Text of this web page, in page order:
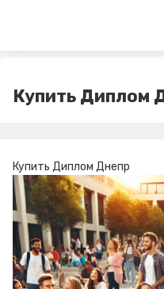
Купить Диплом
Купить Диплом Днепр